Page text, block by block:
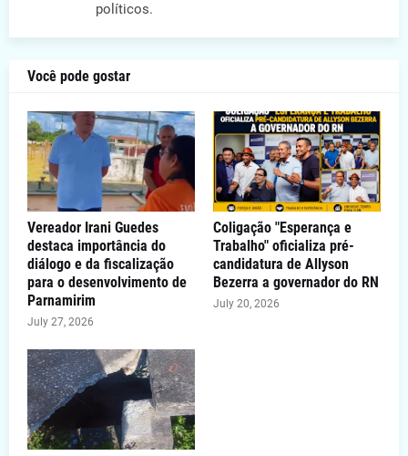
políticos.
Você pode gostar
Vereador Irani Guedes
destaca importância do
diálogo e da fiscalização
para o desenvolvimento de
Parnamirim
July 27, 2026
Coligação "Esperança e
Trabalho" oficializa pré-
candidatura de Allyson
Bezerra a governador do RN
July 20, 2026